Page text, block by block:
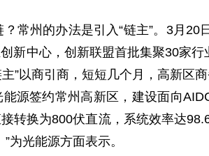
州的办法是引入“链主”。3月20
新中心，创新联盟首批集聚30家行
”以商引商，短短几个月，高新区
签约常州高新区，建设面向
转换为800伏直流，系统效率达
为光能源方面表示。